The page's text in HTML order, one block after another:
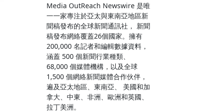
Media OutReach Newswire 是唯
一一家專注於亞太與東南亞地區新
聞稿發布的全球新聞通訊社， 新聞
稿發布網絡覆蓋26個國家。擁有
200,000 名記者和編輯數據資料，
涵蓋 500 個新聞行業種類、
68,000 個媒體機構，以及全球
1,500 個網絡新聞媒體合作伙伴，
遍及亞太地區、東南亞、 美國和加
拿大、中東、非洲、歐洲和英國、
拉丁美洲。